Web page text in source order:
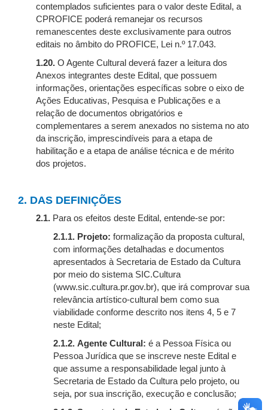
contemplados suficientes para o valor deste Edital, a
CPROFICE poderá remanejar os recursos
remanescentes deste exclusivamente para outros
editais no âmbito do PROFICE, Lei n.º 17.043.
1.20. O Agente Cultural deverá fazer a leitura dos
Anexos integrantes deste Edital, que possuem
informações, orientações específicas sobre o eixo de
Ações Educativas, Pesquisa e Publicações e a
relação de documentos obrigatórios e
complementares a serem anexados no sistema no ato
da inscrição, imprescindíveis para a etapa de
habilitação e a etapa de análise técnica e de mérito
dos projetos.
2. DAS DEFINIÇÕES
2.1. Para os efeitos deste Edital, entende-se por:
2.1.1. Projeto: formalização da proposta cultural,
com informações detalhadas e documentos
apresentados à Secretaria de Estado da Cultura
por meio do sistema SIC.Cultura
(www.sic.cultura.pr.gov.br), que irá comprovar sua
relevância artístico-cultural bem como sua
viabilidade conforme descrito nos itens 4, 5 e 7
neste Edital;
2.1.2. Agente Cultural: é a Pessoa Física ou
Pessoa Jurídica que se inscreve neste Edital e
que assume a responsabilidade legal junto à
Secretaria de Estado da Cultura pelo projeto, ou
seja, por sua inscrição, execução e conclusão;